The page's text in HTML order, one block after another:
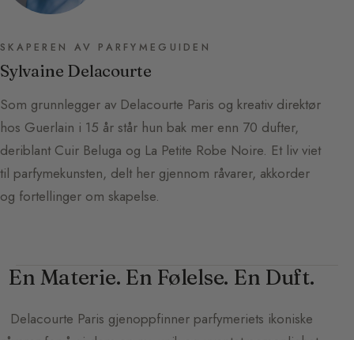
SKAPEREN AV PARFYMEGUIDEN
Sylvaine Delacourte
Som grunnlegger av Delacourte Paris og kreativ direktør
hos Guerlain i 15 år står hun bak mer enn 70 dufter,
deriblant Cuir Beluga og La Petite Robe Noire. Et liv viet
til parfymekunsten, delt her gjennom råvarer, akkorder
og fortellinger om skapelse.
En Materie. En Følelse. En Duft.
Delacourte Paris gjenoppfinner parfymeriets ikoniske